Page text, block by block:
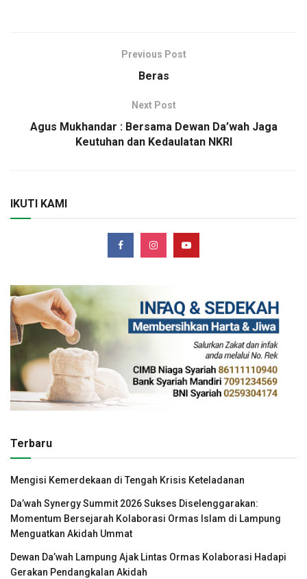
Previous Post
Beras
Next Post
Agus Mukhandar : Bersama Dewan Da’wah Jaga
Keutuhan dan Kedaulatan NKRI
IKUTI KAMI
Terbaru
Mengisi Kemerdekaan di Tengah Krisis Keteladanan
Da’wah Synergy Summit 2026 Sukses Diselenggarakan:
Momentum Bersejarah Kolaborasi Ormas Islam di Lampung
Menguatkan Akidah Ummat
Dewan Da’wah Lampung Ajak Lintas Ormas Kolaborasi Hadapi
Gerakan Pendangkalan Akidah